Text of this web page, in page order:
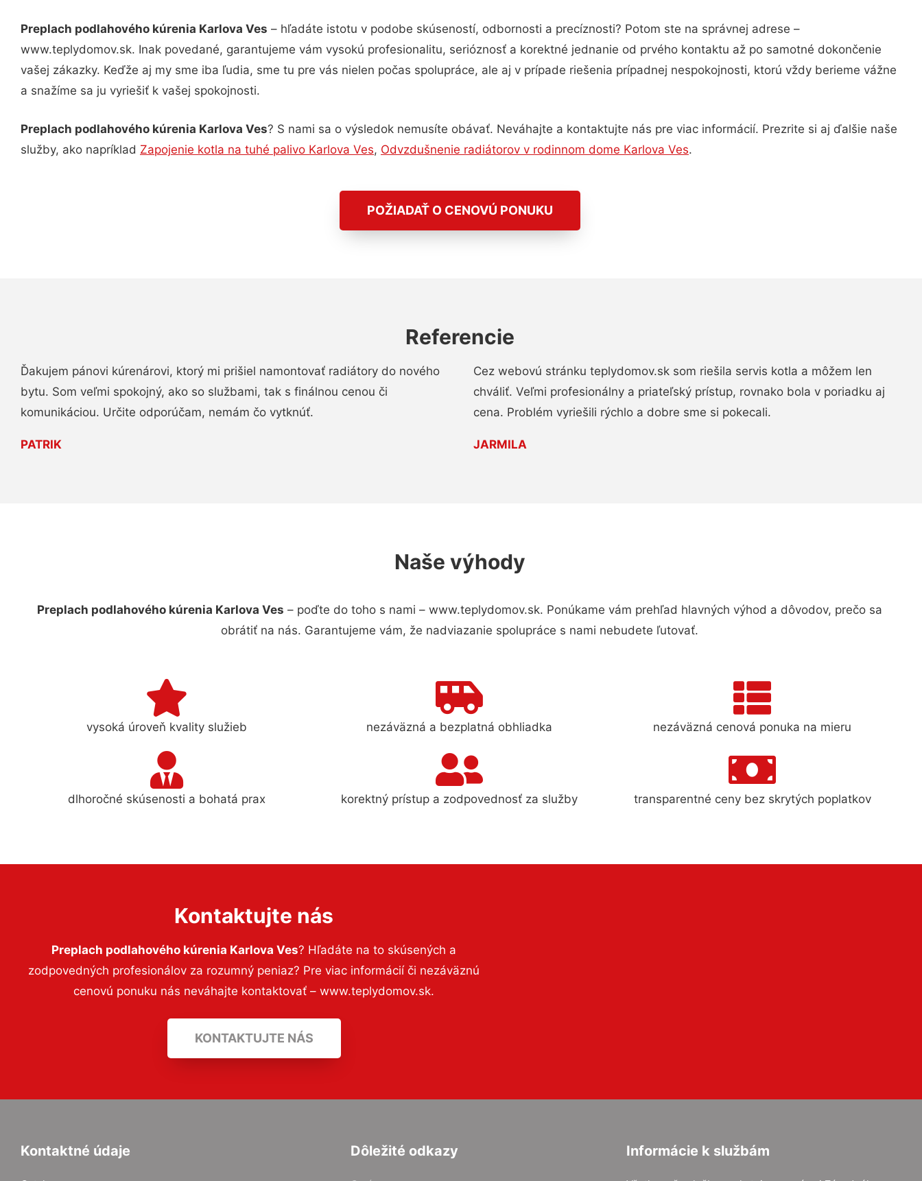
Preplach podlahového kúrenia Karlova Ves – hľadáte istotu v podobe skúseností, odbornosti a precíznosti? Potom ste na správnej adrese –
www.teplydomov.sk. Inak povedané, garantujeme vám vysokú profesionalitu, serióznosť a korektné jednanie od prvého kontaktu až po samotné dokončenie
vašej zákazky. Keďže aj my sme iba ľudia, sme tu pre vás nielen počas spolupráce, ale aj v prípade riešenia prípadnej nespokojnosti, ktorú vždy berieme vážne
a snažíme sa ju vyriešiť k vašej spokojnosti.
Preplach podlahového kúrenia Karlova Ves? S nami sa o výsledok nemusíte obávať. Neváhajte a kontaktujte nás pre viac informácií. Prezrite si aj ďalšie naše
služby, ako napríklad Zapojenie kotla na tuhé palivo Karlova Ves, Odvzdušnenie radiátorov v rodinnom dome Karlova Ves.
POŽIADAŤ O CENOVÚ PONUKU
Referencie
Ďakujem pánovi kúrenárovi, ktorý mi prišiel namontovať radiátory do nového
bytu. Som veľmi spokojný, ako so službami, tak s finálnou cenou či
komunikáciou. Určite odporúčam, nemám čo vytknúť.
PATRIK
Cez webovú stránku teplydomov.sk som riešila servis kotla a môžem len
chváliť. Veľmi profesionálny a priateľský prístup, rovnako bola v poriadku aj
cena. Problém vyriešili rýchlo a dobre sme si pokecali.
JARMILA
Naše výhody
Preplach podlahového kúrenia Karlova Ves – poďte do toho s nami – www.teplydomov.sk. Ponúkame vám prehľad hlavných výhod a dôvodov, prečo sa
obrátiť na nás. Garantujeme vám, že nadviazanie spolupráce s nami nebudete ľutovať.
vysoká úroveň kvality služieb nezáväzná a bezplatná obhliadka nezáväzná cenová ponuka na mieru
dlhoročné skúsenosti a bohatá prax korektný prístup a zodpovednosť za služby transparentné ceny bez skrytých poplatkov
Kontaktujte nás
Preplach podlahového kúrenia Karlova Ves? Hľadáte na to skúsených a
zodpovedných profesionálov za rozumný peniaz? Pre viac informácií či nezáväznú
cenovú ponuku nás neváhajte kontaktovať – www.teplydomov.sk.
KONTAKTUJTE NÁS
Kontaktné údaje Dôležité odkazy Informácie k službám